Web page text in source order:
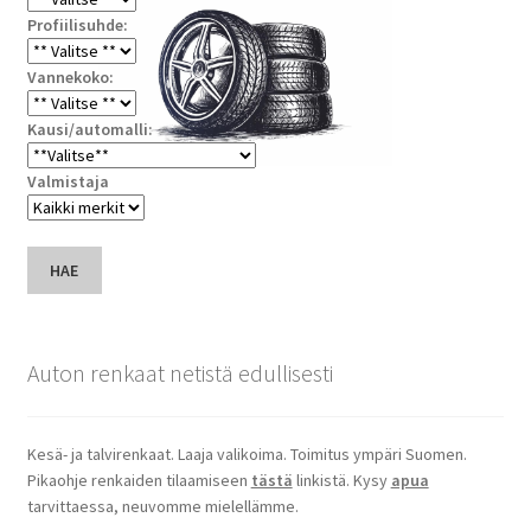
Profiilisuhde:
Vannekoko:
Kausi/automalli:
Valmistaja
HAE
Auton renkaat netistä edullisesti
Kesä- ja talvirenkaat. Laaja valikoima. Toimitus ympäri Suomen.
Pikaohje renkaiden tilaamiseen tästä linkistä. Kysy apua
tarvittaessa, neuvomme mielellämme.